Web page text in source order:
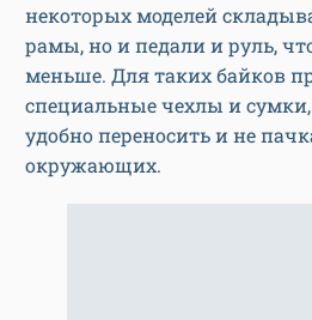
некоторых моделей
рамы, но и педали и руль,
меньше. Для таких байков
специальные чехлы и
удобно переносить и не
окружающих.